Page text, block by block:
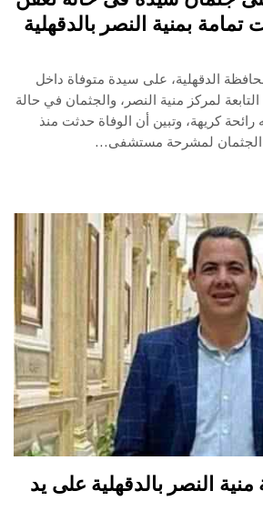
تمامة بمنية النصر بالدقهلية
الدقهلية، على سيدة متوفاة داخل
لمركز منية النصر، والجثمان في حالة
رائحة كريهة، وتبين أن الوفاة حدثت منذ
…
النصر بالدقهلية على يد